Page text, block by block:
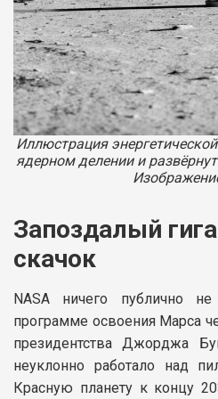
Иллюстрация
ядерном делении и
Запоздалый
скачок
NASA ничего публично
программе освоения Марса
президентства Джорджа
неуклонно работало над
Красную планету к концу